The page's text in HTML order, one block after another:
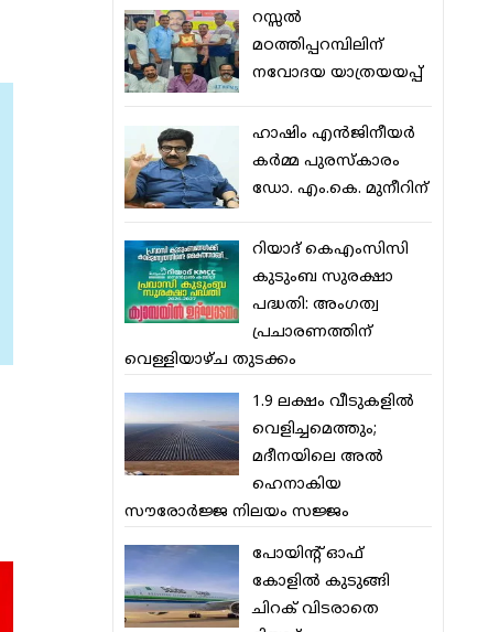
റസ്സല്‍
മഠത്തിപ്പറമ്പിലിന്
നവോദയ യാത്രയയപ്പ്
ഹാഷിം എന്‍ജിനീയര്‍
കര്‍മ്മ പുരസ്‌കാരം
ഡോ. എം.കെ. മുനീറിന്
റിയാദ് കെഎംസിസി
കുടുംബ സുരക്ഷാ
പദ്ധതി: അംഗത്വ
പ്രചാരണത്തിന്
വെള്ളിയാഴ്ച തുടക്കം
1.9 ലക്ഷം വീടുകളില്‍
വെളിച്ചമെത്തും;
മദീനയിലെ അല്‍
ഹെനാകിയ
സൗരോര്‍ജ്ജ നിലയം സജ്ജം
പോയിന്റ് ഓഫ്
കോളില്‍ കുടുങ്ങി
ചിറക് വിടരാതെ